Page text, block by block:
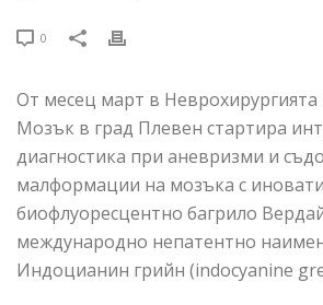
0
От месец март в
Мозък в град Плевен стартира
диагностика при аневризми и
малформации на мозъка с
биофлуоресцентно багрило
международно непатентно
Индоцианин грийн (indocyanine